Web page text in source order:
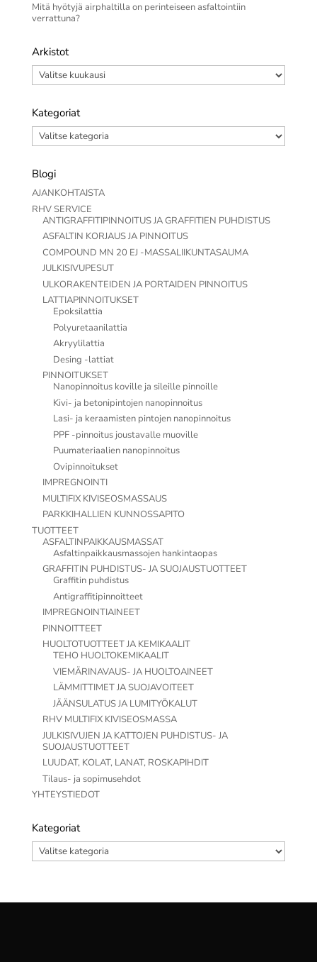
Mitä hyötyjä airphaltilla on perinteiseen asfaltointiin
verrattuna?
Arkistot
Arkistot
Kategoriat
Kategoriat
Blogi
AJANKOHTAISTA
RHV SERVICE
ANTIGRAFFITIPINNOITUS JA GRAFFITIEN PUHDISTUS
ASFALTIN KORJAUS JA PINNOITUS
COMPOUND MN 20 EJ -MASSALIIKUNTASAUMA
JULKISIVUPESUT
ULKORAKENTEIDEN JA PORTAIDEN PINNOITUS
LATTIAPINNOITUKSET
Epoksilattia
Polyuretaanilattia
Akryylilattia
Desing -lattiat
PINNOITUKSET
Nanopinnoitus koville ja sileille pinnoille
Kivi- ja betonipintojen nanopinnoitus
Lasi- ja keraamisten pintojen nanopinnoitus
PPF -pinnoitus joustavalle muoville
Puumateriaalien nanopinnoitus
Ovipinnoitukset
IMPREGNOINTI
MULTIFIX KIVISEOSMASSAUS
PARKKIHALLIEN KUNNOSSAPITO
TUOTTEET
ASFALTINPAIKKAUSMASSAT
Asfaltinpaikkausmassojen hankintaopas
GRAFFITIN PUHDISTUS- JA SUOJAUSTUOTTEET
Graffitin puhdistus
Antigraffitipinnoitteet
IMPREGNOINTIAINEET
PINNOITTEET
HUOLTOTUOTTEET JA KEMIKAALIT
TEHO HUOLTOKEMIKAALIT
VIEMÄRINAVAUS- JA HUOLTOAINEET
LÄMMITTIMET JA SUOJAVOITEET
JÄÄNSULATUS JA LUMITYÖKALUT
RHV MULTIFIX KIVISEOSMASSA
JULKISIVUJEN JA KATTOJEN PUHDISTUS- JA
SUOJAUSTUOTTEET
LUUDAT, KOLAT, LANAT, ROSKAPIHDIT
Tilaus- ja sopimusehdot
YHTEYSTIEDOT
Kategoriat
Kategoriat